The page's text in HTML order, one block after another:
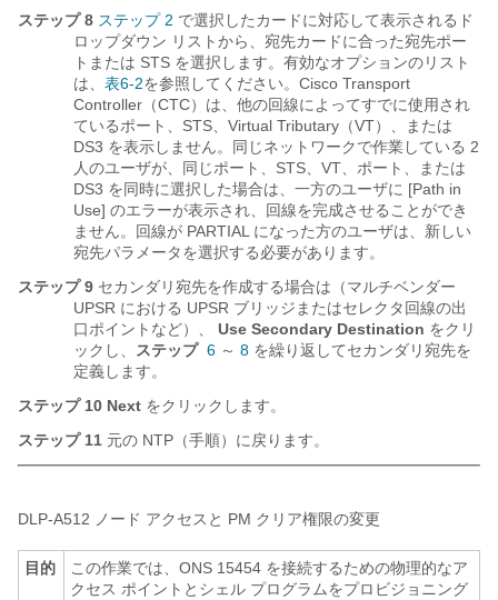
ステップ 8 ステップ 2 で選択したカードに対応して表示されるド
ロップダウン リストから、宛先カードに合った宛先ポー
トまたは STS を選択します。有効なオプションのリスト
は、 表6-2を参照してください。Cisco Transport
Controller（CTC）は、他の回線によってすでに使用され
ているポート、STS、Virtual Tributary（VT）、または
DS3 を表示しません。同じネットワークで作業している 2
人のユーザが、同じポート、STS、VT、ポート、または
DS3 を同時に選択した場合は、一方のユーザに [Path in
Use] のエラーが表示され、回線を完成させることができ
ません。回線が PARTIAL になった方のユーザは、新しい
宛先パラメータを選択する必要があります。
ステップ 9 セカンダリ宛先を作成する場合は（マルチベンダー
UPSR における UPSR ブリッジまたはセレクタ回線の出
口ポイントなど）、
Use Secondary Destination をクリ
ックし、 ステップ 6 ～ 8 を繰り返してセカンダリ宛先を
定義します。
ステップ 10 Next をクリックします。
ステップ 11 元の NTP（手順）に戻ります。
DLP-A512 ノード アクセスと PM クリア権限の変更
目的
この作業では、ONS 15454 を接続するための物理的なア
クセス ポイントとシェル プログラムをプロビジョニング